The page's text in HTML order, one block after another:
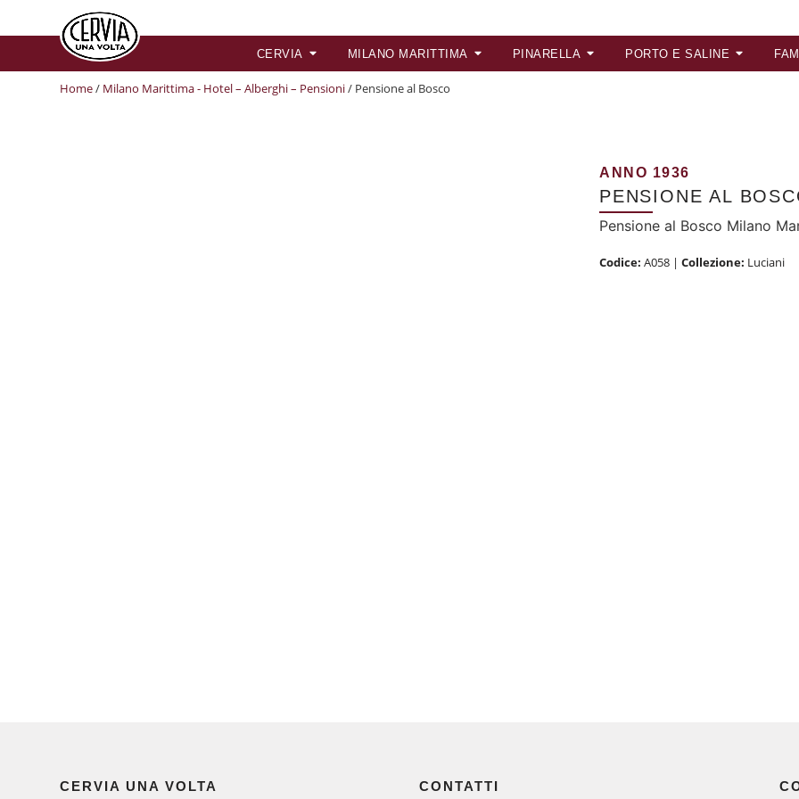
CERVIA MILANO MARITTIMA PINARELLA PORTO E SALINE
Home/ Milano Marittima - Hotel – Alberghi – Pensioni/ Pensione al Bosco
ANNO 1936
PENSIONE AL
Pensione al Bosco Milano
Codice: A058 | Collezione: Luciani
CERVIA UNA VOLTA CONTATTI